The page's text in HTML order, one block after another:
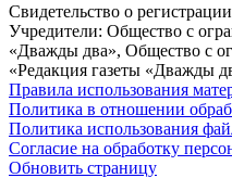
Свидетельство о
Учредители: Общество с
«Дважды два», Общество с
«Редакция газеты «Дважды
Правила использования
Политика в отношении
Политика использования
Согласие на обработку
Обновить страницу